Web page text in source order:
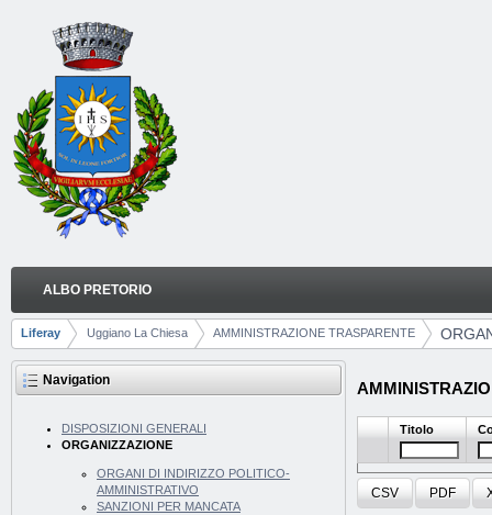
Skip to Content
ORGANIZZAZIONE
Navigation
ALBO PRETORIO
Breadcrumbs
Liferay Uggiano La Chiesa AMMINISTRAZIONE TRASPARENTE
Navigation
DISPOSIZIONI GENERALI
ORGANIZZAZIONE
ORGANI DI INDIRIZZO POLITICO-
AMMINISTRATIVO
SANZIONI PER MANCATA
Titolo
CSV PDF